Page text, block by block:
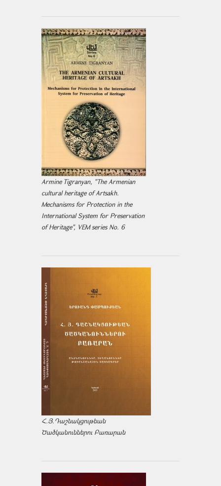
Armine Tigranyan, "The Armenian
cultural heritage of Artsakh.
Mechanisms for Protection in the
International System for Preservation
of Heritage", VEM series No. 6
Հ.Յ.Դաշնակցութեան
Ծածկանուններու Բառարան